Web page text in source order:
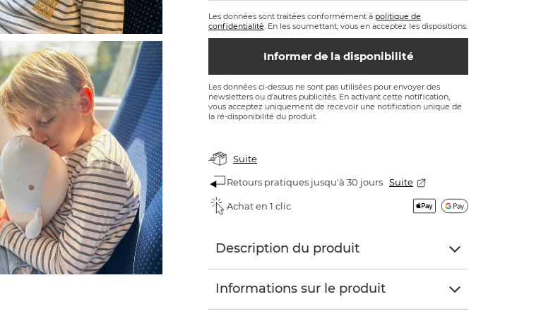
Les données sont traitées conformément à politique de
confidentialité. En les soumettant, vous en acceptez les dispositions.
Informer de la disponibilité
Les données ci-dessus ne sont pas utilisées pour envoyer des
newsletters ou d'autres publicités. En activant cette notification,
vous acceptez uniquement de recevoir une notification unique de
la ré-disponibilité du produit.
Suite
Retours pratiques jusqu'à 30 jours Suite
Achat en 1 clic
Description du produit
Informations sur le produit